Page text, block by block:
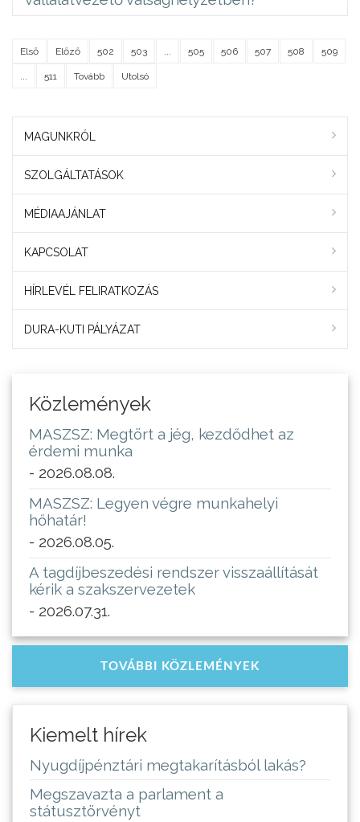
Első Előző 502 503 505 506 507 508 509
511 Tovább Utolsó
MAGUNKRÓL
SZOLGÁLTATÁSOK
MÉDIAAJÁNLAT
KAPCSOLAT
HÍRLEVÉL FELIRATKOZÁS
DURA-KUTI PÁLYÁZAT
Közlemények
MASZSZ: Megtört a jég, kezdődhet az
érdemi munka
- 2026.08.08.
MASZSZ: Legyen végre munkahelyi
hőhatár!
- 2026.08.05.
A tagdíjbeszedési rendszer visszaállítását
kérik a szakszervezetek
- 2026.07.31.
TOVÁBBI KÖZLEMÉNYEK
Kiemelt hírek
Nyugdíjpénztári megtakarításból lakás?
Megszavazta a parlament a
státusztörvényt